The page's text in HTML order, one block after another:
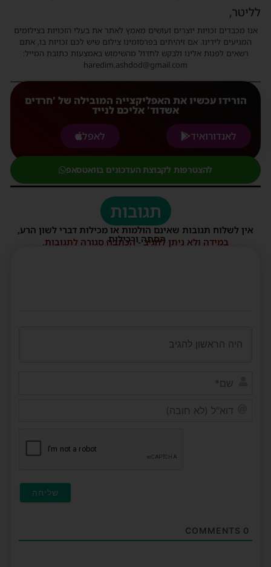
לליטר,
אנו מכבדים זכויות יוצרים ועושים מאמץ לאתר את בעלי הזכויות בצילומים
המגיעים לידינו. אם זיהיתים בפרסומינו צילום שיש לכם זכויות בו, אתם
רשאים לפנות אלינו ולבקש לחדול מהשימוש באמצעות כתובת המייל:
haredim.ashdod@gmail.com
הורידו עכשיו את האפליקצייה המובילה של 'חרדים
אשדוד' אליכם לנייד
לאנדורואיד
לאפל
להצטרפות לקבוצת העדכונים בוואטסאפ
תגובות
אין לשלוח תגובות שאינם הולמות או מכילות דברי לשון הרע,
הסתה ורכילות.
במידה ולא ניתן להגיב - הכתבה סגורה לתגובות.
0